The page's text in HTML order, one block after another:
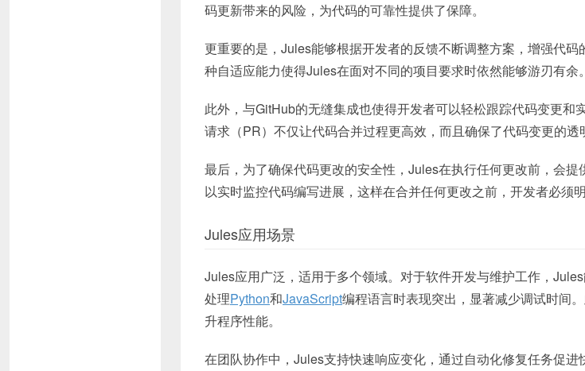
码更新带来的风险，为代码的可靠性提供了保障。
更重要的是，Jules能够根据开发者的反馈不断调整方案，增强代
种自适应能力使得Jules在面对不同的项目要求时依然能够游刃有余。
此外，与GitHub的无缝集成也使得开发者可以轻松跟踪代码变更和
请求（PR）不仅让代码合并过程更高效，而且确保了代码变更的透
最后，为了确保代码更改的安全性，Jules在执行任何更改前，会
以实时监控代码编写进展，这样在合并任何更改之前，开发者必须明
Jules应用场景
Jules应用广泛，适用于多个领域。对于软件开发与维护工作，
处理Python和JavaScript编程语言时表现突出，显著减少调试时间
升程序性能。
在团队协作中，Jules支持快速响应变化，通过自动化修复任务促